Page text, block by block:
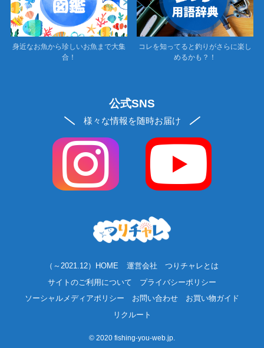
身近なお魚から珍しいお魚まで大集
合！
コレを知ってると釣りがさらに楽し
めるかも？！
公式SNS
様々な情報を随時お届け
（～2021.12）HOME 運営会社
つりチャレとは
サイトのご利用について
プライバシーポリシー
ソーシャルメディアポリシー
お問い合わせ
お買い物ガイド
リクルート
© 2020 fishing-you-web.jp.